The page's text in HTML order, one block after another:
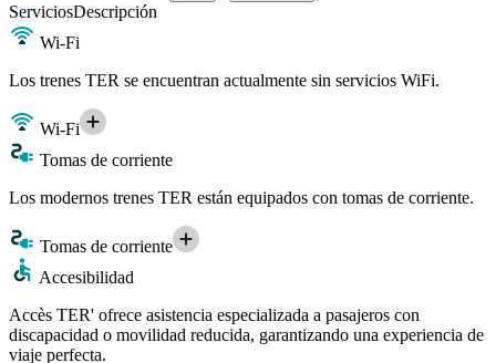
ServiciosDescripción
Wi-Fi
Los trenes TER se encuentran actualmente sin servicios WiFi.
Wi-Fi
Tomas de corriente
Los modernos trenes TER están equipados con tomas de corriente.
Tomas de corriente
Accesibilidad
Accès TER' ofrece asistencia especializada a pasajeros con
discapacidad o movilidad reducida, garantizando una experiencia de
viaje perfecta.